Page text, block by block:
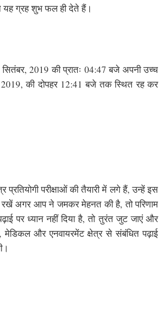
यह ग्रह शुभ फल ही देते हैं।
सितंबर, 2019 की प्रातः 04:47 बजे अपनी उच्च
2019, की दोपहर 12:41 बजे तक स्थित रह कर
परीक्षाओं की तैयारी में लगे हैं, उन्हें इस
रखें अगर आप ने जमकर मेहनत की है, तो परिणाम
पर ध्यान नहीं दिया है, तो तुरंत जुट जाएं और
और एनवायरमेंट क्षेत्र से संबंधित पढ़ाई